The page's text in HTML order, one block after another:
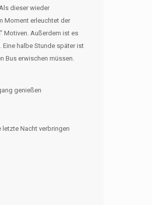
dieser wieder
Moment erleuchtet der
Motiven. Außerdem ist es
halbe Stunde später ist
Bus erwischen müssen.
genießen
letzte Nacht verbringen